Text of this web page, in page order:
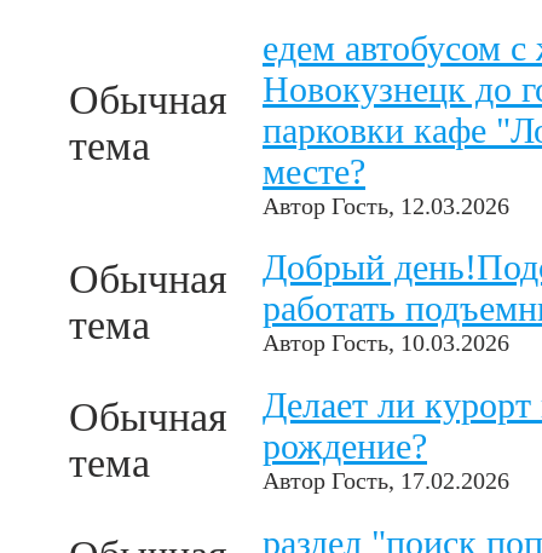
Обычная
тема
едем автобусом с
Новокузнецк до
парковки кафе
месте?
Автор Гость, 12.03.2026
Обычная
тема
Добрый
работать
Автор Гость, 10.03.2026
Обычная
тема
Делает ли
рождение?
Автор Гость, 17.02.2026
раздел "поиск